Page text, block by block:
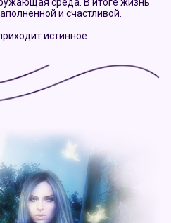
среда. В итоге жизнь
и счастливой.
истинное